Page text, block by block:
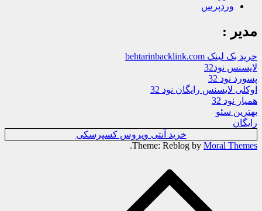
وردپرس
مدیر :
خرید بک لینک behtarinbacklink.com
لایسنس نود32
پسورد نود 32
اوکلی لایسنس رایگان نود 32
همیار نود 32
بهترین سئو
رایگان
خرید آنتی ویروس کسپرسکی
Theme: Reblog by Moral Themes
.